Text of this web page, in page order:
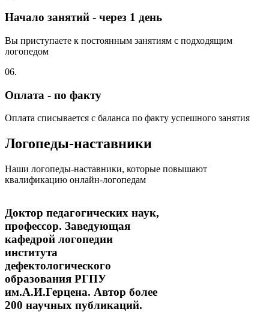
Начало занятий - через 1 день
Вы приступаете к постоянным занятиям с подходящим
логопедом
06.
Оплата - по факту
Оплата списывается с баланса по факту успешного занятия
Логопеды-наставники
Наши логопеды-наставники, которые повышают
квалификацию онлайн-логопедам
Доктор педагогических наук,
профессор. Заведующая
кафедрой логопедии
института
дефектологического
образования РГПУ
им.А.И.Герцена. Автор более
200 научных публикаций.